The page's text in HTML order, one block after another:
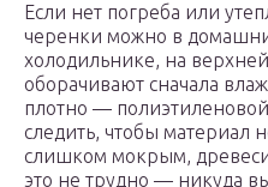
Если нет погреба или
черенки можно в
холодильнике, на
оборачивают сначала
плотно —
следить, чтобы материал
слишком мокрым,
это не трудно — никуда